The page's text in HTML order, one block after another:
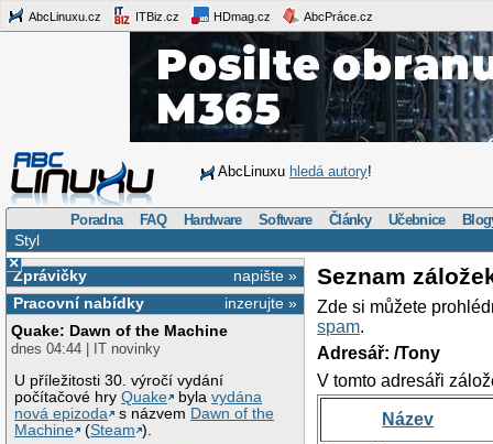
AbcLinuxu.cz ITBiz.cz HDmag.cz AbcPráce.cz
AbcLinuxu hledá autory!
Poradna FAQ Hardware Software Články Učebnice
Styl
×
napište »
Zprávičky
inzerujte »
Pracovní nabídky
Quake: Dawn of the Machine
dnes 04:44 | IT novinky
U příležitosti 30. výročí vydání
počítačové hryQuake bylavydána
nová epizoda
s názvem Dawn of the
Machine
(Steam ).
Seznam
Zde si můžete
spam.
Adresář: /Tony
V tomto adresáři
Název